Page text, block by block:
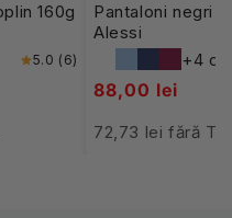
160g
5.0 (6)
Pantaloni negri
Alessi
+4
88,00 lei
72,73 lei fără